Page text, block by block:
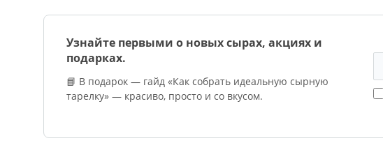
Узнайте первыми о новых сырах, акциях и
подарках.
📘 В подарок — гайд «Как собрать идеальную сырную
тарелку» — красиво, просто и со вкусом.